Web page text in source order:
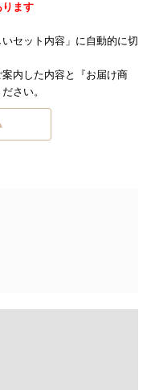
ります
セット内容」に自動的に切
内した内容と『お届け商
さい。